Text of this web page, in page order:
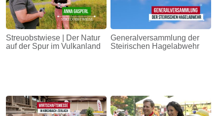
Streuobstwiese | Der Natur
auf der Spur im Vulkanland
Generalversammlung der
Steirischen Hagelabwehr